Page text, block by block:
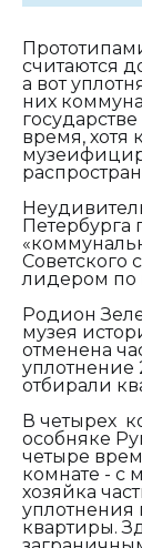
считаются
а вот
них
время,
Петербурга
Советского
лидером по
Родион
музея
отменена
уплотнение
отбирали
В четырех
особняке
четыре
комнате - с
хозяйка
квартиры.